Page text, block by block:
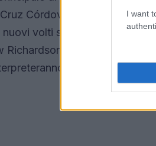
I want
Córdova che ci
nuovi volti si uniranno alla
Richardson, Zubin Varla e
e come